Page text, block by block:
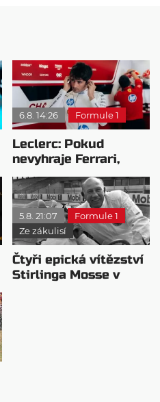
6.8. 14:26 Formule 1
Leclerc: Pokud
nevyhraje Ferrari,
přeji titul
Antonellimu
5.8. 21:07
Formule 1
Ze zákulisí
Čtyři epická vítězství
Stirlinga Mosse v